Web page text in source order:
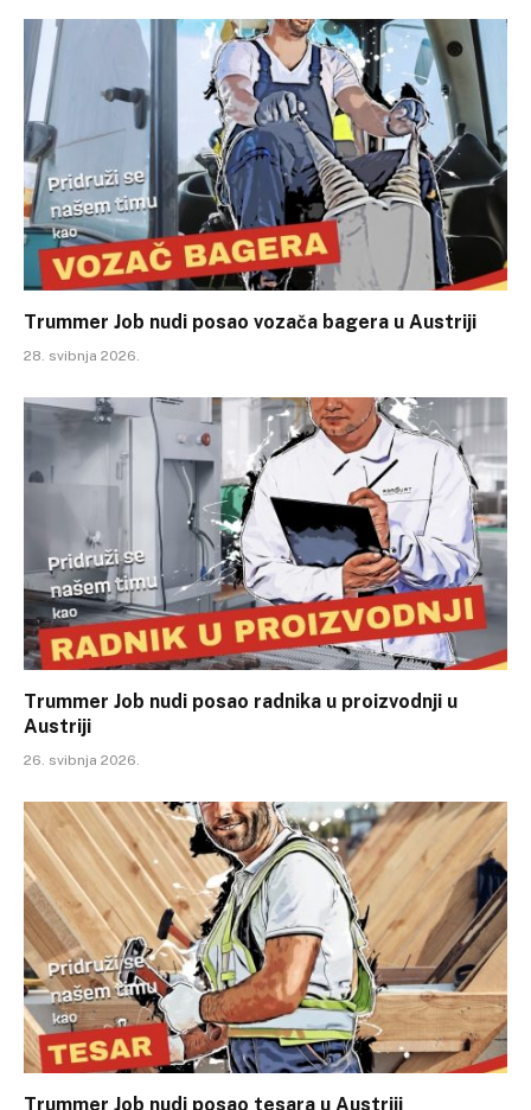
Trummer Job nudi posao vozača bagera u Austriji
28. svibnja 2026.
Trummer Job nudi posao radnika u proizvodnji u
Austriji
26. svibnja 2026.
Trummer Job nudi posao tesara u Austriji